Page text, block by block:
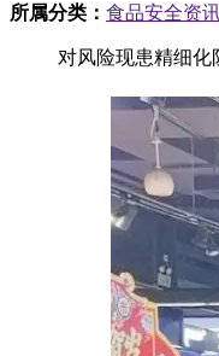
所属分类： 食品安全资
对风险现患精细化防